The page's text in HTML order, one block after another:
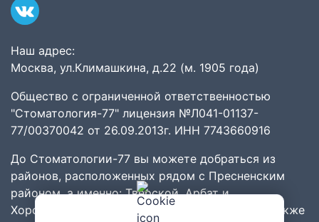
Наш адрес:
Москва, ул.Климашкина, д.22 (м. 1905 года)
Общество с ограниченной ответственностью
"Стоматология-77" лицензия №Л041-01137-
77/00370042 от 26.09.2013г. ИНН 7743660916
До Стоматологии-77 вы можете добраться из
районов, расположенных рядом с Пресненским
районом, а именно:Тверской,Арбати
Хорошёвский
Хамовники Дорогомилово
. А также